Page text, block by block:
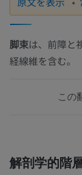
脚束は、前障と
経線維を含む。
この
解剖学的階